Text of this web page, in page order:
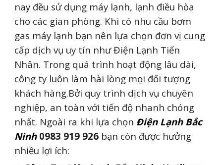
nay đều sử dụng máy lạnh, lạnh điều hòa
cho các gian phòng. Khi có nhu cầu bơm
gas máy lạnh bạn nên lựa chọn đơn vị cung
cấp dịch vụ uy tín như Điện Lạnh Tiến
Nhân. Trong quá trình hoạt động lâu dài,
công ty luôn làm hài lòng mọi đối tượng
khách hàng.Bởi quy trình dịch vụ chuyên
nghiệp, an toàn với tiến độ nhanh chóng
nhất. Ngoài ra khi lựa chọn Điện Lạnh Bắc
Ninh0983 919 926 bạn còn được hưởng
nhiều lợi ích: